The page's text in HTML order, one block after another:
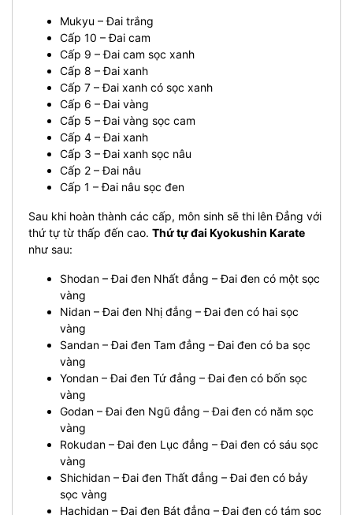
Mukyu – Đai trắng
Cấp 10 – Đai cam
Cấp 9 – Đai cam sọc xanh
Cấp 8 – Đai xanh
Cấp 7 – Đai xanh có sọc xanh
Cấp 6 – Đai vàng
Cấp 5 – Đai vàng sọc cam
Cấp 4 – Đai xanh
Cấp 3 – Đai xanh sọc nâu
Cấp 2 – Đai nâu
Cấp 1 – Đai nâu sọc đen
Sau khi hoàn thành các cấp, môn sinh sẽ thi lên Đẳng với
thứ tự từ thấp đến cao. Thứ tự đai Kyokushin Karate
như sau:
Shodan – Đai đen Nhất đẳng – Đai đen có một sọc
vàng
Nidan – Đai đen Nhị đẳng – Đai đen có hai sọc
vàng
Sandan – Đai đen Tam đẳng – Đai đen có ba sọc
vàng
Yondan – Đai đen Tứ đẳng – Đai đen có bốn sọc
vàng
Godan – Đai đen Ngũ đẳng – Đai đen có năm sọc
vàng
Rokudan – Đai đen Lục đẳng – Đai đen có sáu sọc
vàng
Shichidan – Đai đen Thất đẳng – Đai đen có bảy
sọc vàng
Hachidan – Đai đen Bát đẳng – Đai đen có tám sọc